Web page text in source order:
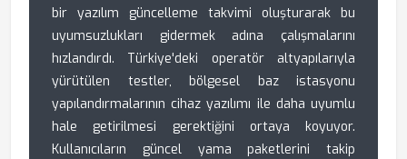
bir yazılım güncelleme takvimi oluşturarak bu
uyumsuzlukları gidermek adına çalışmalarını
hızlandırdı. Türkiye'deki operatör altyapılarıyla
yürütülen testler, bölgesel baz istasyonu
yapılandırmalarının cihaz yazılımı ile daha uyumlu
hale getirilmesi gerektiğini ortaya koyuyor.
Kullanıcıların güncel yama paketlerini takip